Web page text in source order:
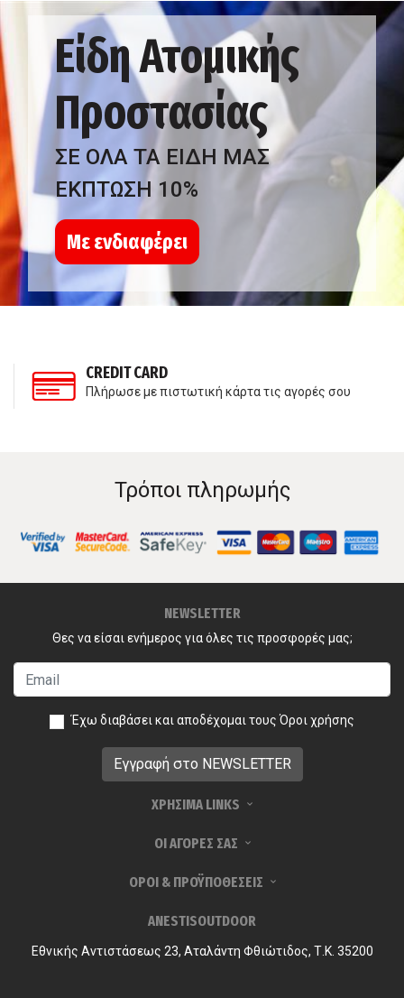
Είδη Ατομικής
Προστασίας
ΣΕ ΟΛΑ ΤΑ ΕΙΔΗ ΜΑΣ
ΕΚΠΤΩΣΗ 10%
Με ενδιαφέρει
CREDIT CARD
Πλήρωσε με πιστωτική κάρτα τις αγορές σου
Τρόποι πληρωμής
NEWSLETTER
Θες να είσαι ενήμερος για όλες τις προσφορές μας;
Έχω διαβάσει και αποδέχομαι τους Όροι χρήσης
ΧΡΗΣΙΜΑ LINKS
ΟΙ ΑΓΟΡΕΣ ΣΑΣ
ΟΡΟΙ & ΠΡΟΫΠΟΘΕΣΕΙΣ
ANESTISOUTDOOR
Εθνικής Αντιστάσεως 23, Αταλάντη Φθιώτιδος, Τ.Κ. 35200